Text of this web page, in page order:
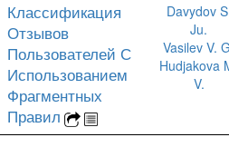
Классификация
Отзывов
Пользователей С
Использованием
Фрагментных
Правил
Davydov
Ju.
Vasilev V.
Hudjakova
V.